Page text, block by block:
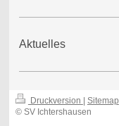
Aktuelles
Druckversion | Sitemap
© SV Ichtershausen